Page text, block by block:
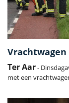
Ter Aar-
met een